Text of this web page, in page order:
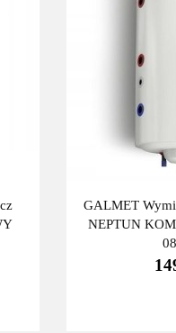
GALMET
NEPTUN